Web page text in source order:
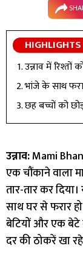
HIGHLIGHTS
उन्नाव में रिश्तों
भांजे के साथ
छह बच्चों को
उन्नाव:Mami
एक चौंकाने वाला
तार-तार कर
साथ घर से फरार
बेटियों और एक बेटे
दर की ठोकरें खा